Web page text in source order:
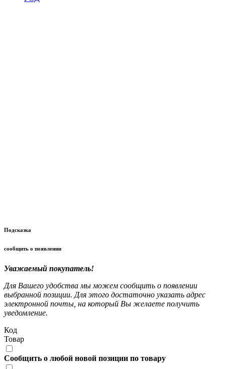
Подсказка
сообщить о появлении
Уважаемый покупатель!
Для Вашего удобства мы можем сообщить о появлении
выбранной позиции. Для этого достаточно указать адрес
электронной почты, на который Вы желаете получить
уведомление.
Код
Товар
Сообщить о любой новой позиции по товару